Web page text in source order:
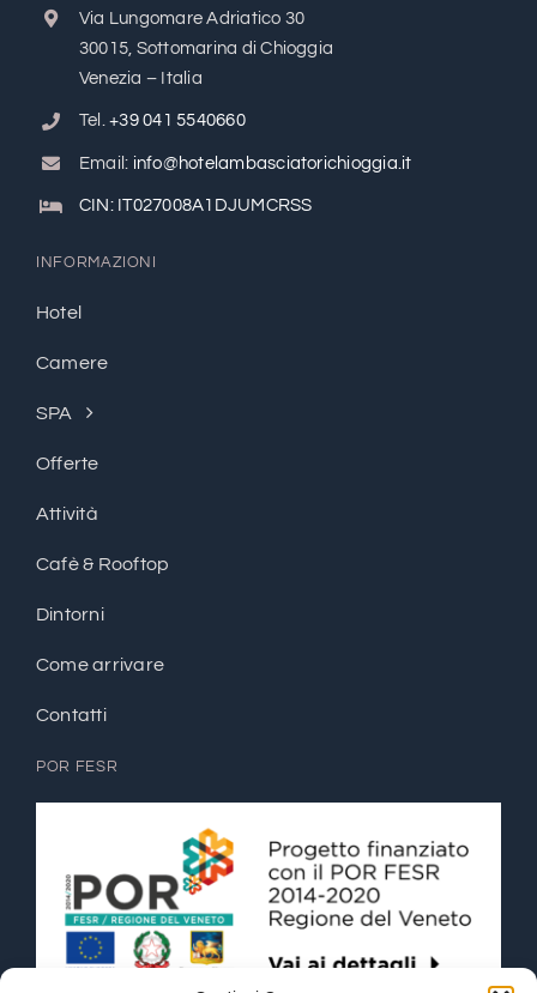
Via Lungomare Adriatico 30
30015, Sottomarina di Chioggia
Venezia – Italia
Tel.+39 041 5540660
Email: info@hotelambasciatorichioggia.it
CIN: IT027008A1DJUMCRSS
INFORMAZIONI
Hotel
Camere
SPA
Offerte
Attività
Cafè & Rooftop
Dintorni
Come arrivare
Contatti
POR FESR